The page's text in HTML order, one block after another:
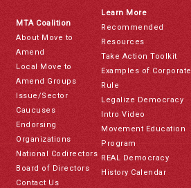
MTA Coalition
About Move to
Amend
Local Move to
Amend Groups
Issue/Sector
Caucuses
Endorsing
Organizations
National Codirectors
Board of Directors
Contact Us
Learn More
Recommended
Resources
Take Action Toolkit
Examples of Corporate
Rule
Legalize Democracy
Intro Video
Movement Education
Program
REAL Democracy
History Calendar